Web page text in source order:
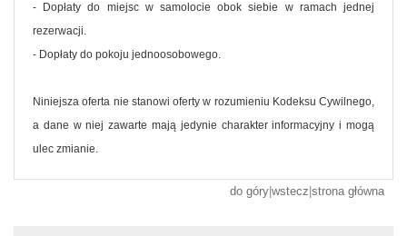
- Dopłaty do miejsc w samolocie obok siebie w ramach jednej
rezerwacji.
- Dopłaty do pokoju jednoosobowego.
Niniejsza oferta nie stanowi oferty w rozumieniu Kodeksu Cywilnego,
a dane w niej zawarte mają jedynie charakter informacyjny i mogą
ulec zmianie.
do góry wstecz strona główna